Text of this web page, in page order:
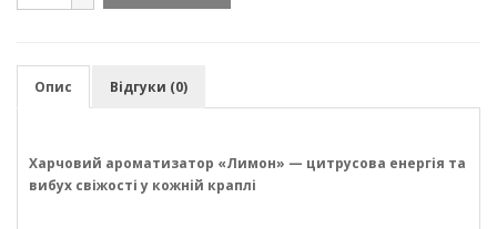
Опис Відгуки (0)
Харчовий ароматизатор «Лимон» — цитрусова енергія та
вибух свіжості у кожній краплі